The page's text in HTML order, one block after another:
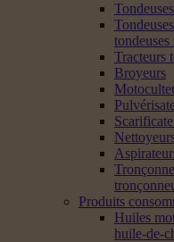
Tracteurs
Broyeurs
Produits
Huiles
huile-de-